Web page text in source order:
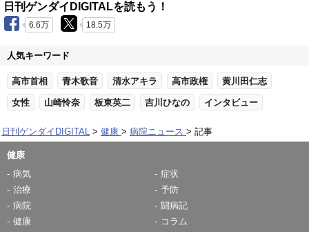
日刊ゲンダイDIGITALを読もう！
6.6万 18.5万
人気キーワード
高市首相 青木歌音 清水アキラ 高市政権 黄川田仁志
女性 山崎怜奈 板東英二 吉川ひなの インタビュー
日刊ゲンダイDIGITAL 健康 病院ニュース 記事
健康
病気
症状
治療
予防
病院
闘病記
健康
コラム